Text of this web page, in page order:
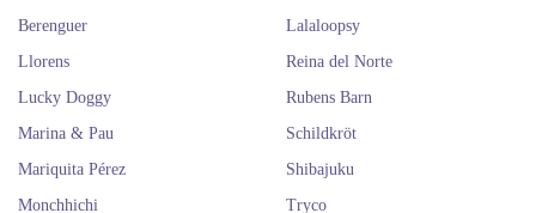
Berenguer
Lalaloopsy
Llorens
Lucky Doggy
Marina & Pau
Mariquita Pérez
Monchhichi
Reina del Norte
Rubens Barn
Schildkröt
Shibajuku
Tryco